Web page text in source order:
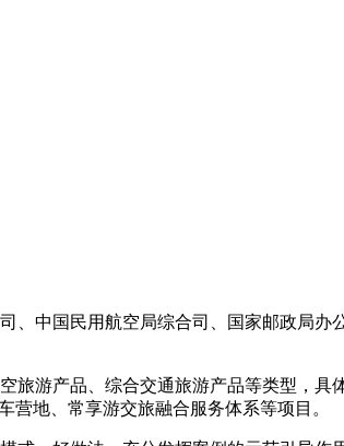
中国民用航空局综合司、国家邮政局办
游产品、综合交通旅游产品等类型，具
营地、常享游交旅融合服务体系等项目。